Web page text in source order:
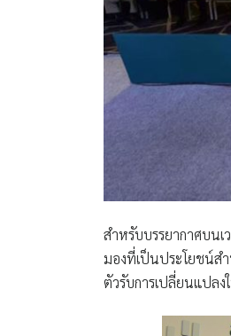
สำหรับบรรยากาศบนเ
มองที่เป็นประโยชน์ส
ตัวรับการเปลี่ยนแปล